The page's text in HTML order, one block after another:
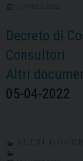
13 APRILE 2022
Decreto di
Consultori
Altri
05-04-2022